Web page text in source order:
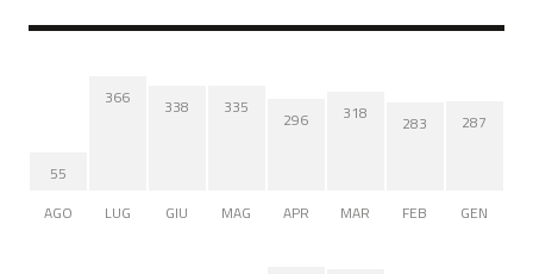
55
AGO
366
LUG
338
GIU
335
MAG
296
APR
318
MAR
283
FEB
287
GEN